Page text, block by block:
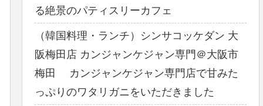
る絶景のパティスリーカフェ
（韓国料理・ランチ）シンサコッケダン 大
阪梅田店 カンジャンケジャン専門＠大阪市
梅田 カンジャンケジャン専門店で甘みた
っぷりのワタリガニをいただきました